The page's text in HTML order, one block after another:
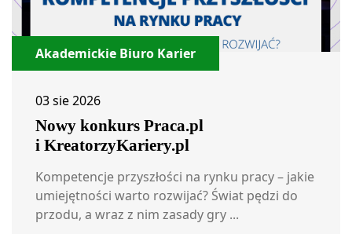
Akademickie Biuro Karier
03 sie 2026
Nowy konkurs Praca.pl
i KreatorzyKariery.pl
Kompetencje przyszłości na rynku pracy – jakie
umiejętności warto rozwijać? Świat pędzi do
przodu, a wraz z nim zasady gry ...